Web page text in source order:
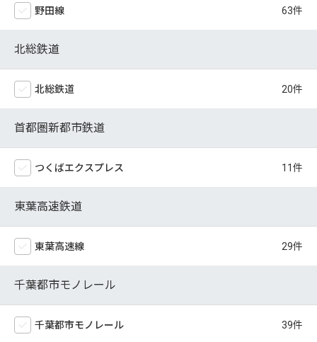
野田線
北総鉄道
北総鉄道
首都圏新都市鉄道
つくばエクスプレス
東葉高速鉄道
東葉高速線
千葉都市モノレール
千葉都市モノレール